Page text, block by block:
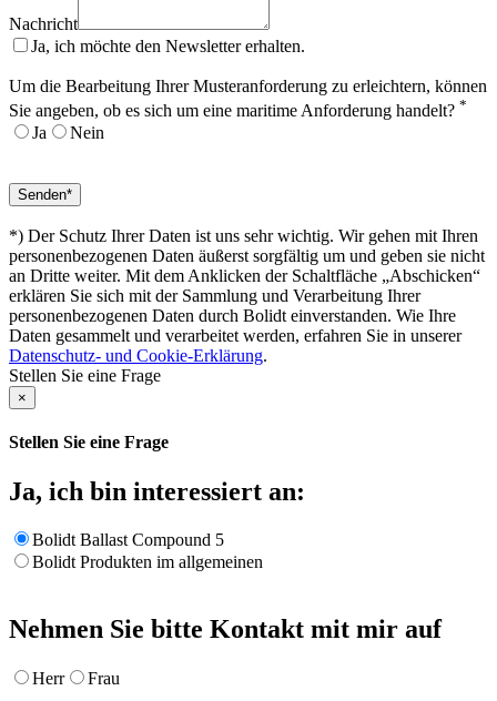
Nachricht
Ja, ich möchte den Newsletter erhalten.
Um die Bearbeitung Ihrer Musteranforderung zu erleichtern, können
Sie angeben, ob es sich um eine maritime Anforderung handelt? *
Ja Nein
*) Der Schutz Ihrer Daten ist uns sehr wichtig. Wir gehen mit Ihren
personenbezogenen Daten äußerst sorgfältig um und geben sie nicht
an Dritte weiter. Mit dem Anklicken der Schaltfläche „Abschicken“
erklären Sie sich mit der Sammlung und Verarbeitung Ihrer
personenbezogenen Daten durch Bolidt einverstanden. Wie Ihre
Daten gesammelt und verarbeitet werden, erfahren Sie in unserer
Datenschutz- und Cookie-Erklärung.
Stellen Sie eine Frage
×
Stellen Sie eine Frage
Ja, ich bin interessiert an:
Bolidt Ballast Compound 5
Bolidt Produkten im allgemeinen
Nehmen Sie bitte Kontakt mit mir auf
Herr Frau